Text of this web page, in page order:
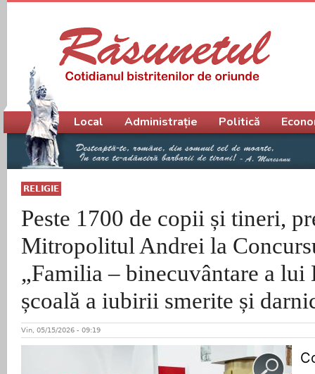
RELIGIE
Peste 1700 de copii și tineri,
Mitropolitul Andrei la
„Familia – binecuvântare a lui
școală a iubirii smerite și
Vin, 05/15/2026 - 09:19
Meniu principal
Local Administrație Politică